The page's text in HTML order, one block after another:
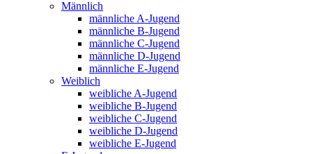
Männlich
männliche A-Jugend
männliche B-Jugend
männliche C-Jugend
männliche D-Jugend
männliche E-Jugend
Weiblich
weibliche A-Jugend
weibliche B-Jugend
weibliche C-Jugend
weibliche D-Jugend
weibliche E-Jugend